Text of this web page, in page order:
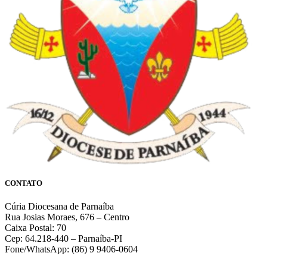
CONTATO
Cúria Diocesana de Parnaíba
Rua Josias Moraes, 676 – Centro
Caixa Postal: 70
Cep: 64.218-440 – Parnaíba-PI
Fone/WhatsApp: (86) 9 9406-0604